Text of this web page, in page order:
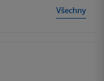
Všechny